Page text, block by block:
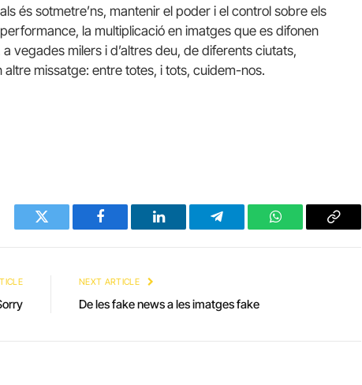
és sotmetre’ns, mantenir el poder i el control sobre els
la multiplicació en imatges que es difonen
vegades milers i d’altres deu, de diferents ciutats,
missatge: entre totes, i tots, cuidem-nos.
Twitter Facebook LinkedIn Telegram WhatsAppCopy
NEXT ARTICLE
De les fake news a les imatges fake